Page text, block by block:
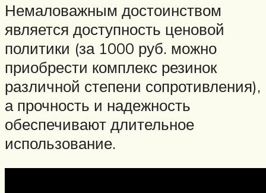
Немаловажным достоинством
является доступность ценовой
политики (за 1000 руб. можно
приобрести комплекс резинок
различной степени сопротивления),
а прочность и надежность
обеспечивают длительное
использование.